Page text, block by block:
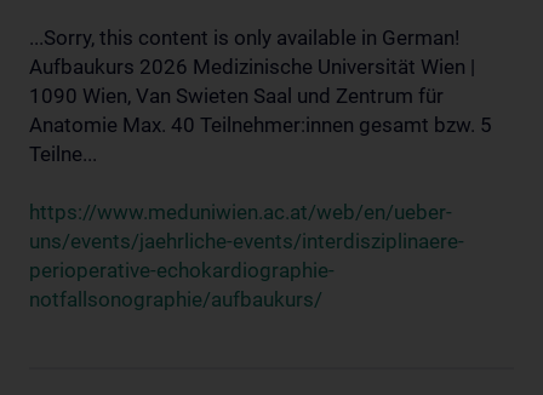
...Sorry, this content is only available in German!
Aufbaukurs 2026 Medizinische Universität Wien |
1090 Wien, Van Swieten Saal und Zentrum für
Anatomie Max. 40 Teilnehmer:innen gesamt bzw. 5
Teilne...
https://www.meduniwien.ac.at/web/en/ueber-
uns/events/jaehrliche-events/interdisziplinaere-
perioperative-echokardiographie-
notfallsonographie/aufbaukurs/